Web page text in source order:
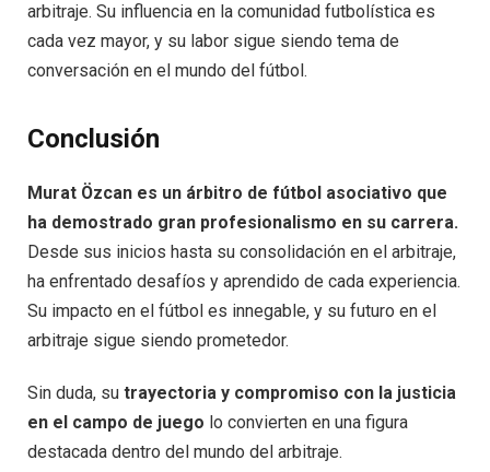
arbitraje. Su influencia en la comunidad futbolística es
cada vez mayor, y su labor sigue siendo tema de
conversación en el mundo del fútbol.
Conclusión
Murat Özcan es un árbitro de fútbol asociativo que
ha demostrado gran profesionalismo en su carrera.
Desde sus inicios hasta su consolidación en el arbitraje,
ha enfrentado desafíos y aprendido de cada experiencia.
Su impacto en el fútbol es innegable, y su futuro en el
arbitraje sigue siendo prometedor.
Sin duda, su trayectoria y compromiso con la justicia
en el campo de juego lo convierten en una figura
destacada dentro del mundo del arbitraje.